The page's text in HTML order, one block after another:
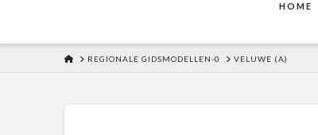
HOME
HOMEREGIONALE GIDSMODELLEN-0 VELUWE (A)